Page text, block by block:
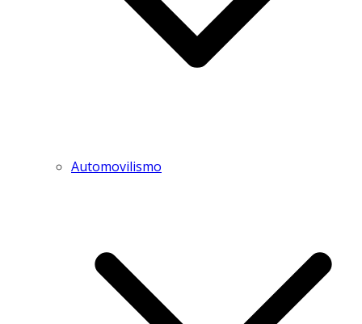
Automovilismo